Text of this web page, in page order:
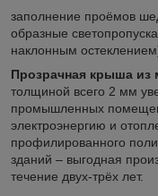
заполнение проёмов
образные
наклонным
Прозрачная крыша из
толщиной всего 2 мм
промышленных
электроэнергию и
профилированного
зданий – выгодная
течение двух-трёх лет.